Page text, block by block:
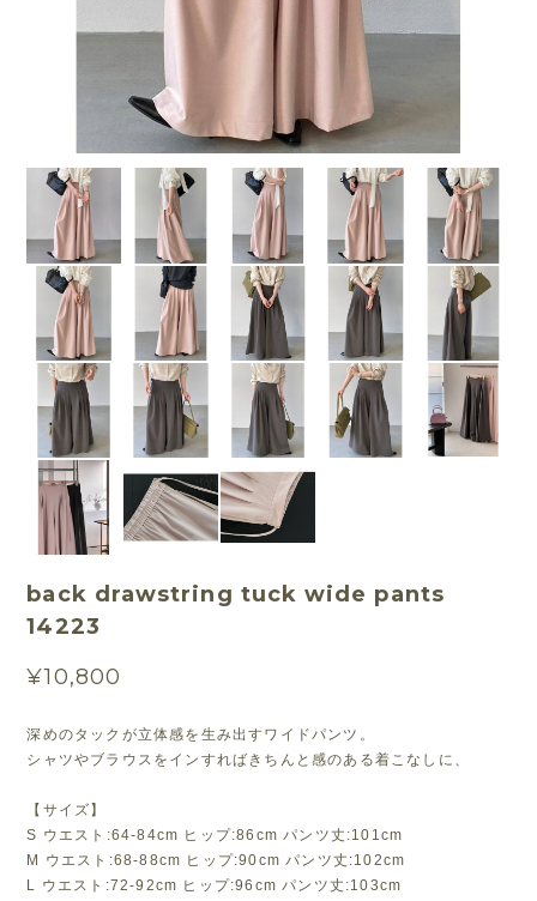
back drawstring tuck wide pants
14223
¥10,800
深めのタックが立体感を生み出すワイドパンツ。
シャツやブラウスをインすればきちんと感のある着こなしに、
【サイズ】
S ウエスト:64-84cm ヒップ:86cm パンツ丈:101cm
M ウエスト:68-88cm ヒップ:90cm パンツ丈:102cm
L ウエスト:72-92cm ヒップ:96cm パンツ丈:103cm